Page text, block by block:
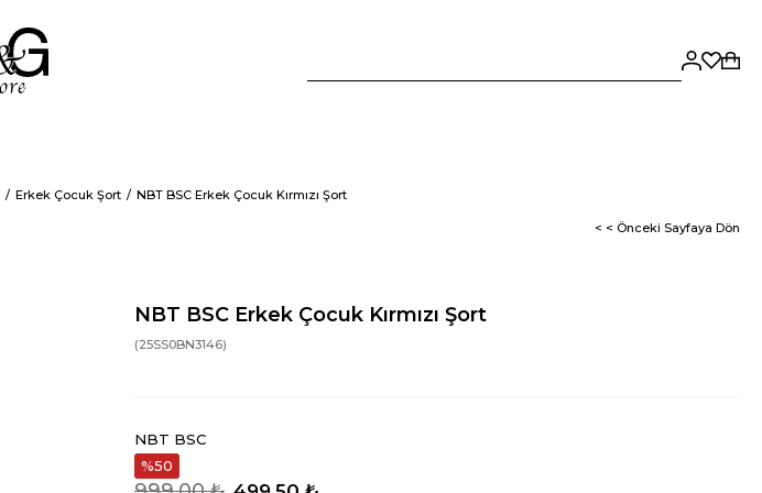
Erkek Çocuk Şort NBT BSC Erkek Çocuk Kırmızı Şort
< < Önceki Sayfaya Dön
NBT BSC Erkek Çocuk Kırmızı Şort
(25SS0BN3146)
NBT BSC
50